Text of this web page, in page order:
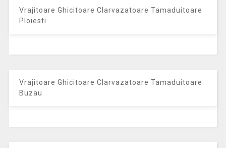
Vrajitoare Ghicitoare Clarvazatoare Tamaduitoare
Ploiesti
Vrajitoare Ghicitoare Clarvazatoare Tamaduitoare
Buzau